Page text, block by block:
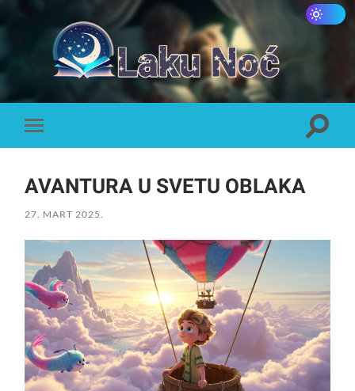
Laku
Noć
Toggle
mobile
Toggle
AVANTURA U SVETU OBLAKA
27. MART 2025.